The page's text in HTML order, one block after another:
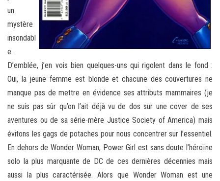
un
mystère
insondabl
e.
D’emblée, j’en vois bien quelques-uns qui rigolent dans le fond :
Oui, la jeune femme est blonde et chacune des couvertures ne
manque pas de mettre en évidence ses attributs mammaires (je
ne suis pas sûr qu’on l’ait déjà vu de dos sur une cover de ses
aventures ou de sa série-mère Justice Society of America) mais
évitons les gags de potaches pour nous concentrer sur l’essentiel.
En dehors de Wonder Woman, Power Girl est sans doute l’héroïne
solo la plus marquante de DC de ces dernières décennies mais
aussi la plus caractérisée. Alors que Wonder Woman est une